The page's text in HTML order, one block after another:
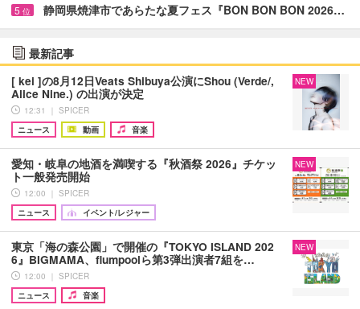
5 位 静岡県焼津市であらたな夏フェス『BON BON BON 2026…
最新記事
[ kei ]の8月12日Veats Shibuya公演にShou (Verde/,
Alice Nine.) の出演が決定
12:31 ｜ SPICER
ニュース
動画 音楽
NEW
愛知・岐阜の地酒を満喫する『秋酒祭 2026』チケッ
ト一般発売開始
12:00 ｜ SPICER
ニュース
イベント/レジャー
NEW
東京「海の森公園」で開催の『TOKYO ISLAND 202
6』BIGMAMA、flumpoolら第3弾出演者7組を…
12:00 ｜ SPICER
ニュース
音楽
NEW